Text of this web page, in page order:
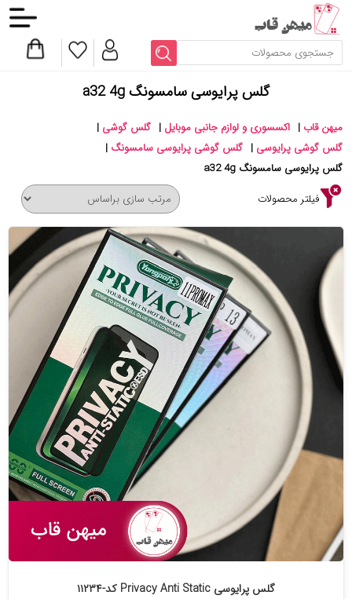
گلس پرایوسی سامسونگ a32 4g
میهن قاب | اکسسوری و لوازم جانبی موبایل | گلس گوشی |
گلس گوشی پرایوسی | گلس گوشی پرایوسی سامسونگ |
گلس پرایوسی سامسونگ a32 4g
فیلتر محصولات
گلس پرایوسی Privacy Anti Static کد-۱۱۲۳۴